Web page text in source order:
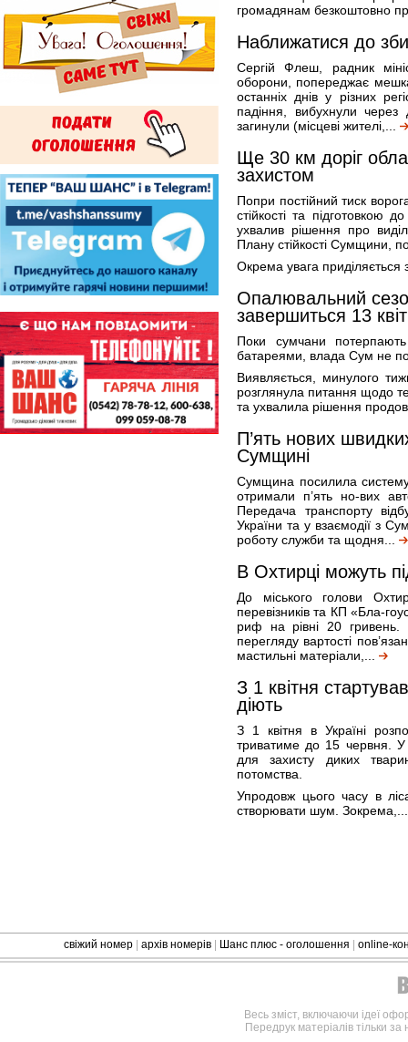
громадянам безкоштовно
Наближатися до
Сергій Флеш, радник
оборони, попереджає
останніх днів у різних
падіння, вибухнули
загинули (місцеві жителі,...
Ще 30 км доріг
захистом
Попри постійний тиск
стійкості та підготовкою
ухвалив рішення про
Плану стійкості Сумщини,
Окрема увага приділяється
Опалювальний
завершиться 13
Поки сумчани
батареями, влада Сум не
Виявляється, минулого
розглянула питання щодо
та ухвалила рішення
П’ять нових
Сумщині
Сумщина посилила
отримали п’ять но-вих
Передача транспорту
України та у взаємодії з
роботу служби та щодня...
В Охтирці можуть
До міського голови
перевізників та КП «Бла-
риф на рівні 20 гривень.
перегляду вартості
мастильні матеріали,...
З 1 квітня
діють
З 1 квітня в Україні
триватиме до 15 червня.
для захисту диких
потомства.
Упродовж цього часу в
створювати шум.
свіжий номер архів номерів Шанс плюс - оголошення online-
Весь зміст, включаючи ідеї
Передрук матеріалів тільки